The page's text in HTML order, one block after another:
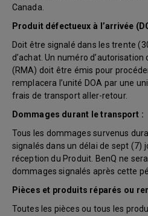
Canada.
Produit défectueux à l’arrivée
Doit être signalé dans les trente
d’achat. Un numéro
(RMA) doit être émis pour
remplacera l’unité DOA par une
frais de transport aller-retour.
Dommages durant le transport :
Tous les dommages survenus
signalés dans un délai de sept (7)
réception du Produit. BenQ ne
dommages signalés après cette
Pièces et produits réparés ou
Toutes les pièces ou tous les